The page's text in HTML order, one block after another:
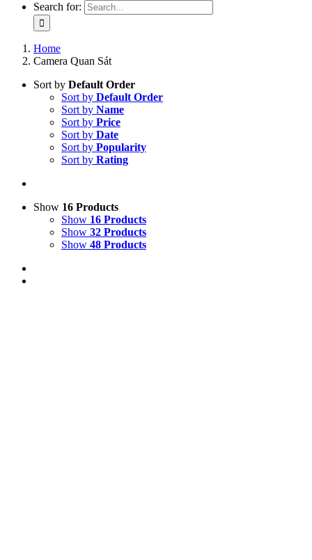
Search for:
Home
Camera Quan Sát
Sort by Default Order
Sort by Default Order
Sort by Name
Sort by Price
Sort by Date
Sort by Popularity
Sort by Rating
Show 16 Products
Show 16 Products
Show 32 Products
Show 48 Products